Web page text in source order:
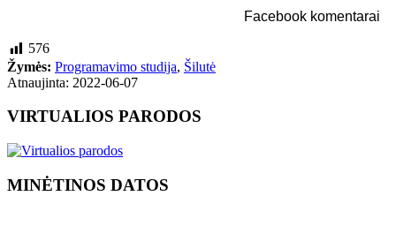
Facebook komentarai
576
Žymės: Programavimo studija, Šilutė
Atnaujinta: 2022-06-07
VIRTUALIOS PARODOS
MINĖTINOS DATOS